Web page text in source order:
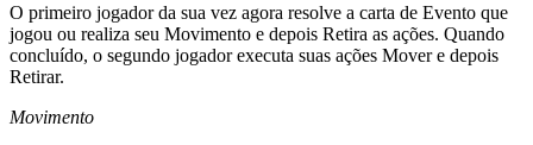
O primeiro jogador da sua vez agora resolve a carta de Evento que
jogou ou realiza seu Movimento e depois Retira as ações. Quando
concluído, o segundo jogador executa suas ações Mover e depois
Retirar.
Movimento